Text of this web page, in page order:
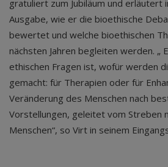
gratuliert zum Jubiläum und erläutert
Ausgabe, wie er die bioethische
bewertet und welche bioethischen
nächsten Jahren begleiten werden. „
ethischen Fragen ist, wofür werden
gemacht: für Therapien oder für
Veränderung des Menschen nach
Vorstellungen, geleitet vom Streben
Menschen“, so Virt in seinem